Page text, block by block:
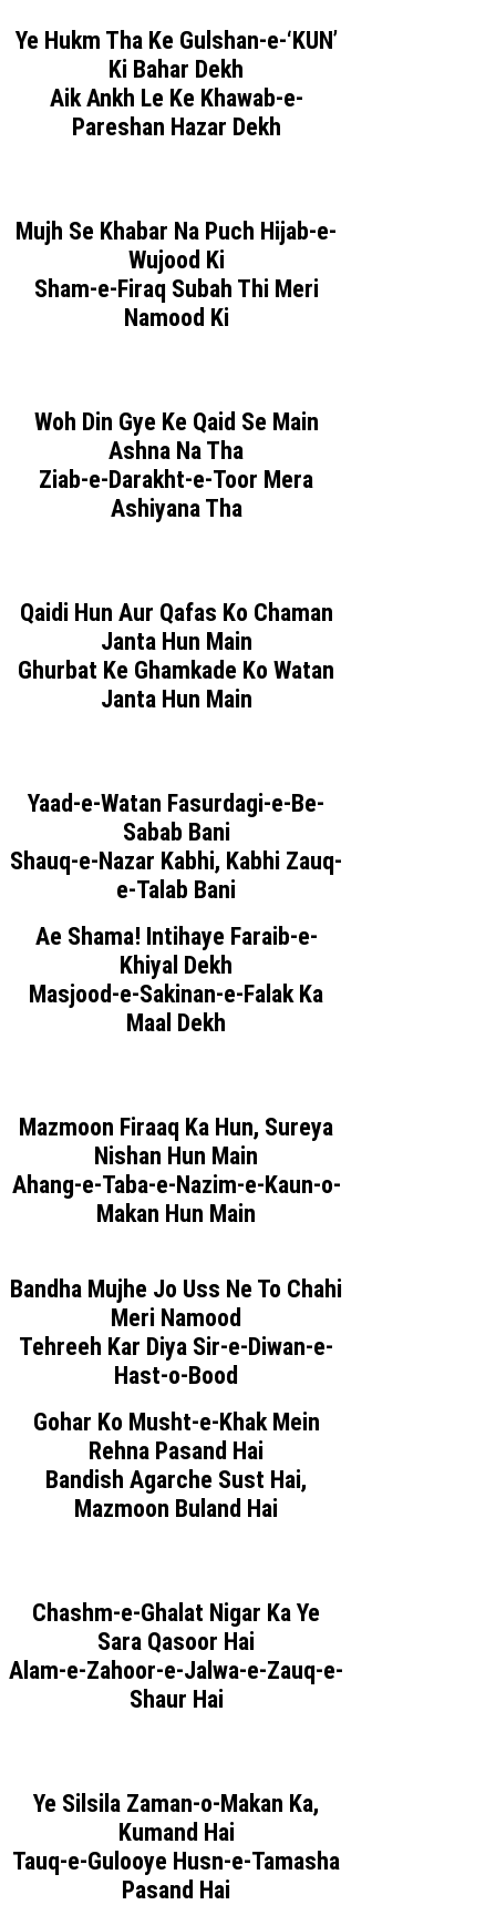
Ye Hukm Tha Ke Gulshan-e-‘KUN’
Ki Bahar Dekh
Aik Ankh Le Ke Khawab-e-
Pareshan Hazar Dekh
Mujh Se Khabar Na Puch Hijab-e-
Wujood Ki
Sham-e-Firaq Subah Thi Meri
Namood Ki
Woh Din Gye Ke Qaid Se Main
Ashna Na Tha
Ziab-e-Darakht-e-Toor Mera
Ashiyana Tha
Qaidi Hun Aur Qafas Ko Chaman
Janta Hun Main
Ghurbat Ke Ghamkade Ko Watan
Janta Hun Main
Yaad-e-Watan Fasurdagi-e-Be-
Sabab Bani
Shauq-e-Nazar Kabhi, Kabhi Zauq-
e-Talab Bani
Ae Shama! Intihaye Faraib-e-
Khiyal Dekh
Masjood-e-Sakinan-e-Falak Ka
Maal Dekh
Mazmoon Firaaq Ka Hun, Sureya
Nishan Hun Main
Ahang-e-Taba-e-Nazim-e-Kaun-o-
Makan Hun Main
Bandha Mujhe Jo Uss Ne To Chahi
Meri Namood
Tehreeh Kar Diya Sir-e-Diwan-e-
Hast-o-Bood
Gohar Ko Musht-e-Khak Mein
Rehna Pasand Hai
Bandish Agarche Sust Hai,
Mazmoon Buland Hai
Chashm-e-Ghalat Nigar Ka Ye
Sara Qasoor Hai
Alam-e-Zahoor-e-Jalwa-e-Zauq-e-
Shaur Hai
Ye Silsila Zaman-o-Makan Ka,
Kumand Hai
Tauq-e-Gulooye Husn-e-Tamasha
Pasand Hai